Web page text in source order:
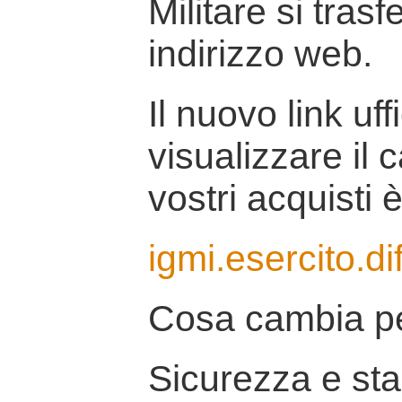
Militare si
indirizzo web.
Il nuovo link
visualizzare il
vostri acquisti
Cosa cambia
Sicurezza e